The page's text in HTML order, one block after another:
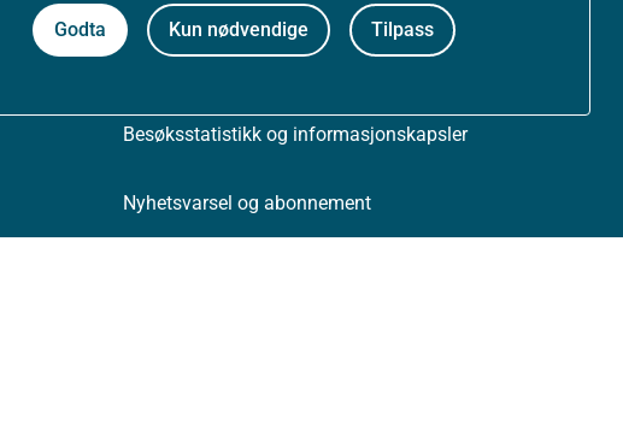
Godta Kun nødvendige Tilpass
Tilgjengelighetserklæring (uustatus.no)
Besøksstatistikk og informasjonskapsler
Nyhetsvarsel og abonnement